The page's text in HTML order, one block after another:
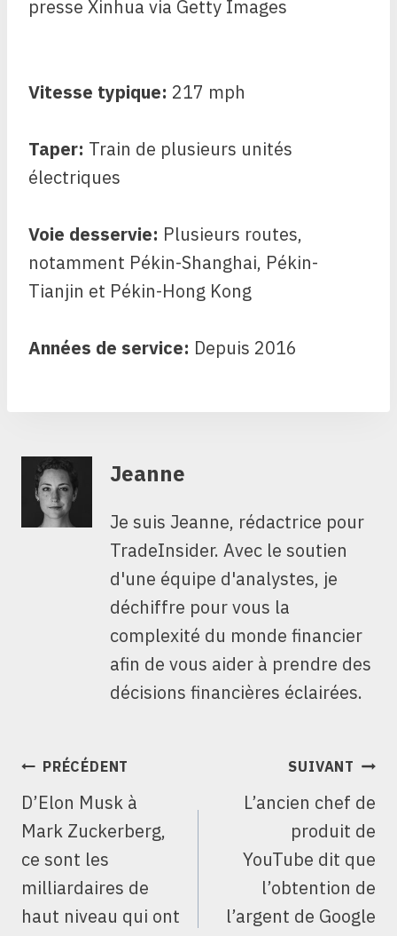
presse Xinhua via Getty Images
Vitesse typique: 217 mph
Taper: Train de plusieurs unités
électriques
Voie desservie: Plusieurs routes,
notamment Pékin-Shanghai, Pékin-
Tianjin et Pékin-Hong Kong
Années de service: Depuis 2016
Jeanne
Je suis Jeanne, rédactrice pour
TradeInsider. Avec le soutien
d'une équipe d'analystes, je
déchiffre pour vous la
complexité du monde financier
afin de vous aider à prendre des
décisions financières éclairées.
NAVIGATION
L’ARTICLE
PRÉCÉDENT
D’Elon Musk à
Mark Zuckerberg,
ce sont les
milliardaires de
haut niveau qui ont
SUIVANT
L’ancien chef de
produit de
YouTube dit que
l’obtention de
l’argent de Google